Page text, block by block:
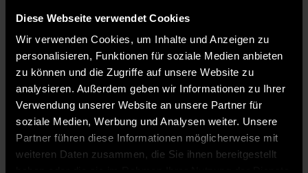
Diese Webseite verwendet Cookies
Wir verwenden Cookies, um Inhalte und Anzeigen zu
personalisieren, Funktionen für soziale Medien anbieten
zu können und die Zugriffe auf unsere Website zu
analysieren. Außerdem geben wir Informationen zu Ihrer
Verwendung unserer Website an unsere Partner für
soziale Medien, Werbung und Analysen weiter. Unsere
Partner führen diese Informationen möglicherweise mit
weiteren Daten zusammen, die Sie ihnen bereitgestellt
Dekan Prof. Dr. Christian Steckenbauer übergab die
Zertifikate persönlich und zeigte sich sicher. „Das
Frühstudium hilft dabei, sich nach dem Abitur zu
orientieren.“ In diesem Sinne bestätigte
Betreuungslehrerin Eva Holler, Mentorin für
Begabtenförderung: „Die Kooperation von European
Campus und Gymnasium Pfarrkirchen ermöglicht es, über
den schulischen Tellerrand hinauszuschauen.“
Konkret absolvierten die Absolventen folgende Kurse:
Valentin Gratz und Leopold Bauer jeweils „Mathematics